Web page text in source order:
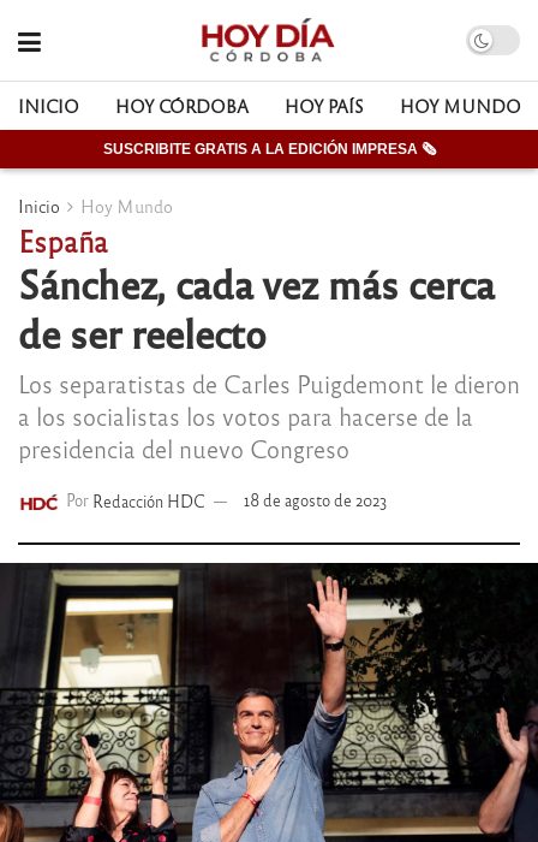
INICIO HOY CÓRDOBA HOY PAÍS HOY MUNDO
SUSCRIBITE GRATIS A LA EDICIÓN IMPRESA 🗞
Inicio Hoy Mundo
España
Sánchez, cada vez más cerca
de ser reelecto
Los separatistas de Carles Puigdemont le dieron
a los socialistas los votos para hacerse de la
presidencia del nuevo Congreso
Por Redacción HDC 18 de agosto de 2023